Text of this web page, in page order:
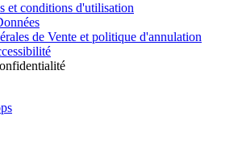
et conditions d'utilisation
de Vente et politique d'annulation